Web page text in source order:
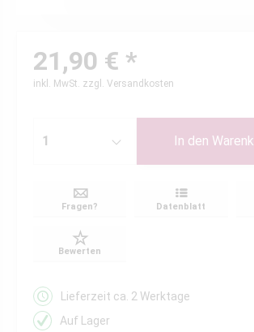
21,90 € *
inkl. MwSt. zzgl. Versandkosten
In den
Fragen? Datenblatt
Bewerten
Lieferzeit ca. 2 Werktage
Auf Lager